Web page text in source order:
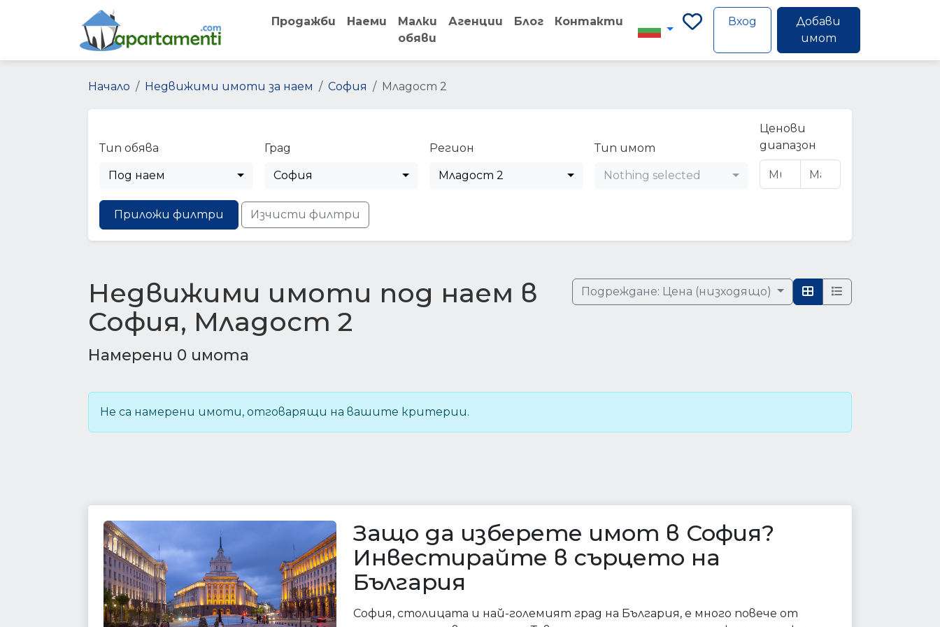
Продажби Наеми
Малки
обяви
Агенции Блог Контакти Вход
Добави
имот
Начало Недвижими имоти за наем София Младост 2
Тип обява
Под наем
Град
София
Регион
Младост 2
Тип имот
Nothing selected
Ценови
диапазон
Приложи филтри Изчисти филтри
Недвижими имоти под наем в
София, Младост 2
Намерени 0 имота
Подреждане: Цена (низходящо)
Не са намерени имоти, отговарящи на вашите критерии.
Защо да изберете имот в София?
Инвестирайте в сърцето на
България
София, столицата и най-големият град на България, е много повече от